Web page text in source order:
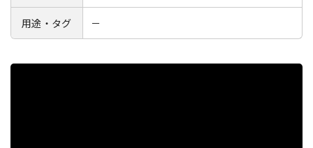
用途・タグ －